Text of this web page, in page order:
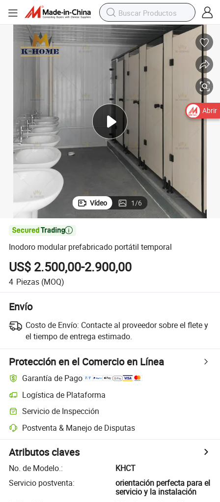
Vídeo 1/6

Inodoro modular prefabricado portátil temporal
US$ 2.500,00-2.900,00
4 Piezas (MOQ)
Envío
Costo de Envío: Contacte al proveedor sobre el flete y
el tiempo de entrega estimado.
Protección en el Comercio en Línea
Garantía de Pago
Logística de Plataforma
Servicio de Inspección
Postventa & Manejo de Disputas
Atributos claves
No. de Modelo.:
KHCT
Servicio postventa:
orientación perfecta para el
servicio y la instalación
Abrir